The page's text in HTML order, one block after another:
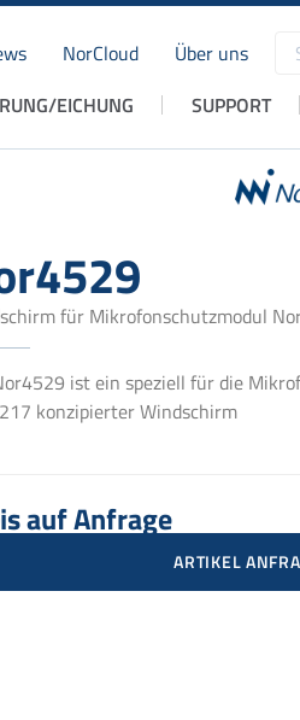
NorCloud Über uns
EICHUNG SUPPORT
für Mikrofonschutzmodul
ist ein speziell für die
konzipierter Windschirm
auf Anfrage
ARTIKEL